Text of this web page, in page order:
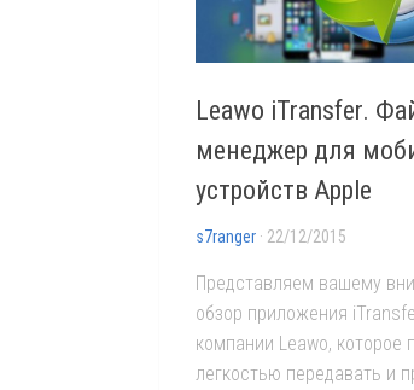
Leawo iTransfer.
менеджер для
устройств Apple
s7ranger · 22/12/2015
Представляем вашему
обзор приложения
компании Leawo, которое
легкостью передавать и